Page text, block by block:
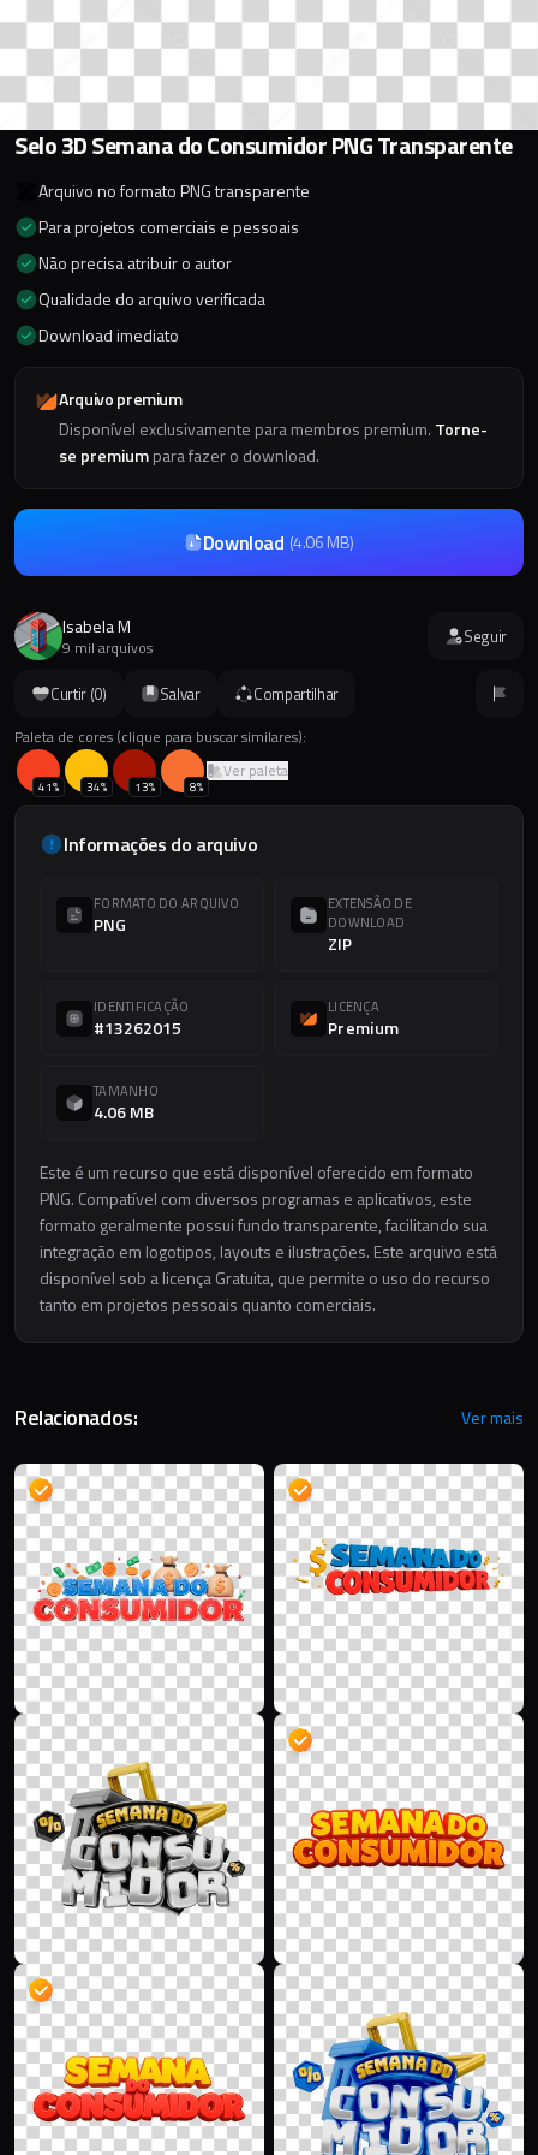
Curtir (0) Salvar Compartilhar
Paleta de cores (clique para buscar similares):
41% 34% 13% 8%
Ver paleta
Informações do arquivo
FORMATO DO ARQUIVO
PNG
EXTENSÃO DE
DOWNLOAD
ZIP
IDENTIFICAÇÃO
#13262015
LICENÇA
Premium
TAMANHO
4.06 MB
Este é um recurso que está disponível oferecido em formato
PNG. Compatível com diversos programas e aplicativos, este
formato geralmente possui fundo transparente, facilitando sua
integração em logotipos, layouts e ilustrações. Este arquivo está
disponível sob a licença Gratuita, que permite o uso do recurso
tanto em projetos pessoais quanto comerciais.
Selo 3D Semana do Consumidor PNG Transparente
Arquivo no formato PNG transparente
Para projetos comerciais e pessoais
Não precisa atribuir o autor
Qualidade do arquivo verificada
Download imediato
Arquivo premium
Disponível exclusivamente para membros premium. Torne-
se premiumpara fazer o download.
Download (4.06 MB)
Isabela M
9 mil arquivos Seguir
Relacionados: Ver mais